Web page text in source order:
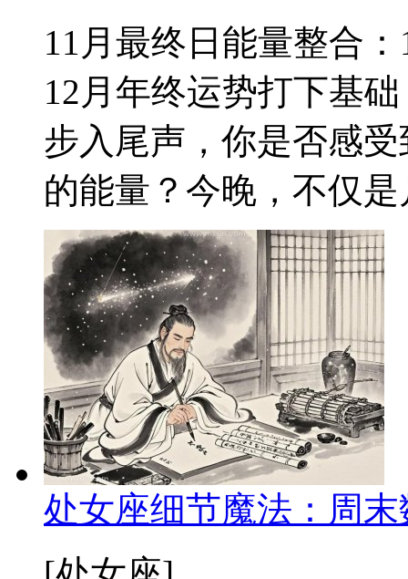
11月最终日能量整合
12月年终运势打下基
步入尾声，你是否感
的能量？今晚，不仅
处女座细节魔法：周